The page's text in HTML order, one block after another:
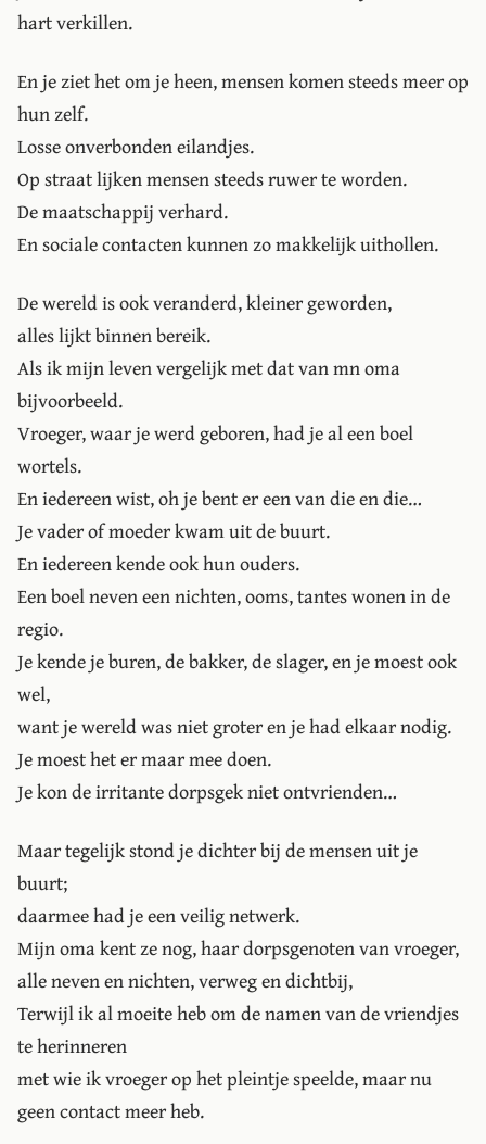
hart verkillen.
En je ziet het om je heen, mensen komen steeds meer op
hun zelf.
Losse onverbonden eilandjes.
Op straat lijken mensen steeds ruwer te worden.
De maatschappij verhard.
En sociale contacten kunnen zo makkelijk uithollen.
De wereld is ook veranderd, kleiner geworden,
alles lijkt binnen bereik.
Als ik mijn leven vergelijk met dat van mn oma
bijvoorbeeld.
Vroeger, waar je werd geboren, had je al een boel
wortels.
En iedereen wist, oh je bent er een van die en die…
Je vader of moeder kwam uit de buurt.
En iedereen kende ook hun ouders.
Een boel neven een nichten, ooms, tantes wonen in de
regio.
Je kende je buren, de bakker, de slager, en je moest ook
wel,
want je wereld was niet groter en je had elkaar nodig.
Je moest het er maar mee doen.
Je kon de irritante dorpsgek niet ontvrienden…
Maar tegelijk stond je dichter bij de mensen uit je
buurt;
daarmee had je een veilig netwerk.
Mijn oma kent ze nog, haar dorpsgenoten van vroeger,
alle neven en nichten, verweg en dichtbij,
Terwijl ik al moeite heb om de namen van de vriendjes
te herinneren
met wie ik vroeger op het pleintje speelde, maar nu
geen contact meer heb.